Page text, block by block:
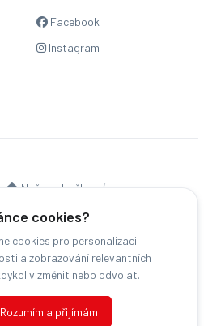
cookies?
cookies pro personalizaci
a zobrazování relevantních
změnit nebo odvolat.
Rozumím a přijímám
Facebook
Instagram
Naše pobočky
vyhrazena.